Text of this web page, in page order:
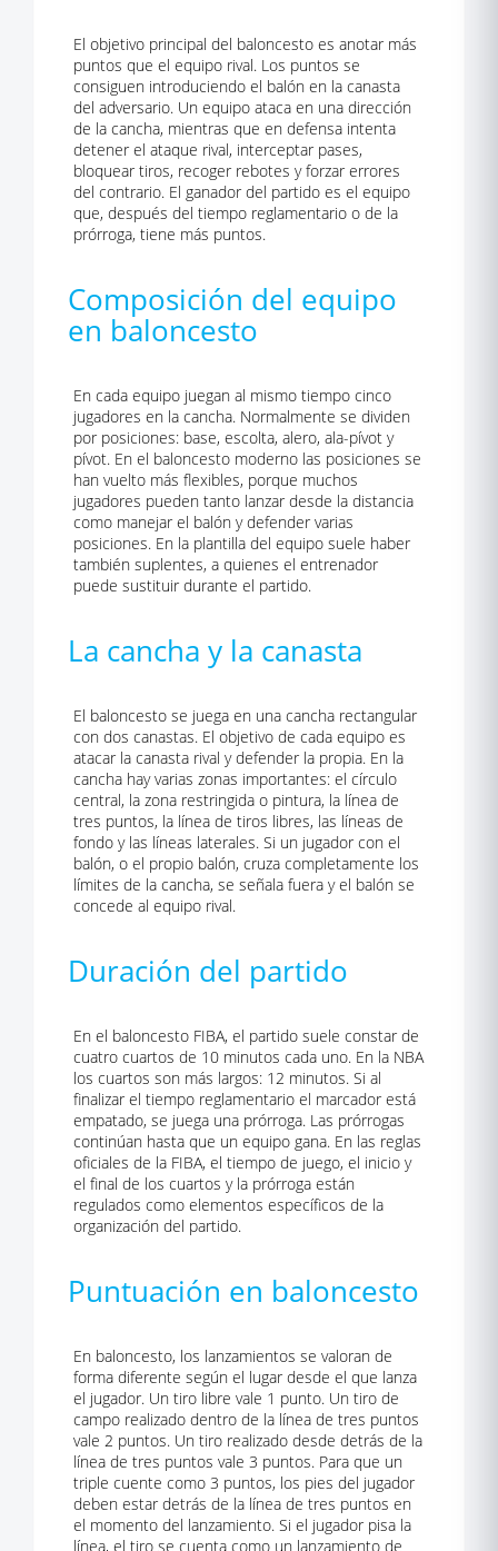
El objetivo principal del baloncesto es anotar más
puntos que el equipo rival. Los puntos se
consiguen introduciendo el balón en la canasta
del adversario. Un equipo ataca en una dirección
de la cancha, mientras que en defensa intenta
detener el ataque rival, interceptar pases,
bloquear tiros, recoger rebotes y forzar errores
del contrario. El ganador del partido es el equipo
que, después del tiempo reglamentario o de la
prórroga, tiene más puntos.
Composición del equipo
en baloncesto
En cada equipo juegan al mismo tiempo cinco
jugadores en la cancha. Normalmente se dividen
por posiciones: base, escolta, alero, ala-pívot y
pívot. En el baloncesto moderno las posiciones se
han vuelto más flexibles, porque muchos
jugadores pueden tanto lanzar desde la distancia
como manejar el balón y defender varias
posiciones. En la plantilla del equipo suele haber
también suplentes, a quienes el entrenador
puede sustituir durante el partido.
La cancha y la canasta
El baloncesto se juega en una cancha rectangular
con dos canastas. El objetivo de cada equipo es
atacar la canasta rival y defender la propia. En la
cancha hay varias zonas importantes: el círculo
central, la zona restringida o pintura, la línea de
tres puntos, la línea de tiros libres, las líneas de
fondo y las líneas laterales. Si un jugador con el
balón, o el propio balón, cruza completamente los
límites de la cancha, se señala fuera y el balón se
concede al equipo rival.
Duración del partido
En el baloncesto FIBA, el partido suele constar de
cuatro cuartos de 10 minutos cada uno. En la NBA
los cuartos son más largos: 12 minutos. Si al
finalizar el tiempo reglamentario el marcador está
empatado, se juega una prórroga. Las prórrogas
continúan hasta que un equipo gana. En las reglas
oficiales de la FIBA, el tiempo de juego, el inicio y
el final de los cuartos y la prórroga están
regulados como elementos específicos de la
organización del partido.
Puntuación en baloncesto
En baloncesto, los lanzamientos se valoran de
forma diferente según el lugar desde el que lanza
el jugador. Un tiro libre vale 1 punto. Un tiro de
campo realizado dentro de la línea de tres puntos
vale 2 puntos. Un tiro realizado desde detrás de la
línea de tres puntos vale 3 puntos. Para que un
triple cuente como 3 puntos, los pies del jugador
deben estar detrás de la línea de tres puntos en
el momento del lanzamiento. Si el jugador pisa la
línea, el tiro se cuenta como un lanzamiento de